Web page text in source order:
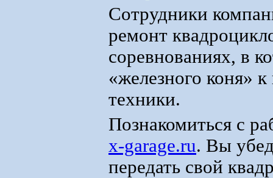
Сотрудники
ремонт
соревнованиях, в
«железного коня»
техники.
Познакомиться с
x-garage.ru. Вы
передать свой